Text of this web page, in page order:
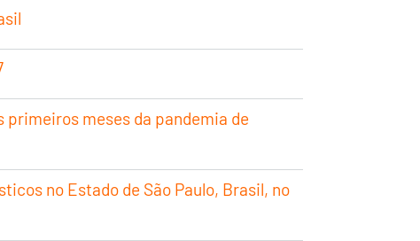
meses da pandemia de
no Estado de São Paulo, Brasil, no